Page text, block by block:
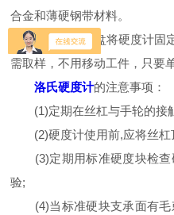
合金和薄硬钢带材料。
利用磁力吸盘将硬度计固
需取样，不用移动工件，只要
洛氏硬度计的注意事项：
(1)定期在丝杠与手轮的接
(2)硬度计使用前,应将丝杠
(3)定期用标准硬度块检查
验;
(4)当标准硬块支承面有毛